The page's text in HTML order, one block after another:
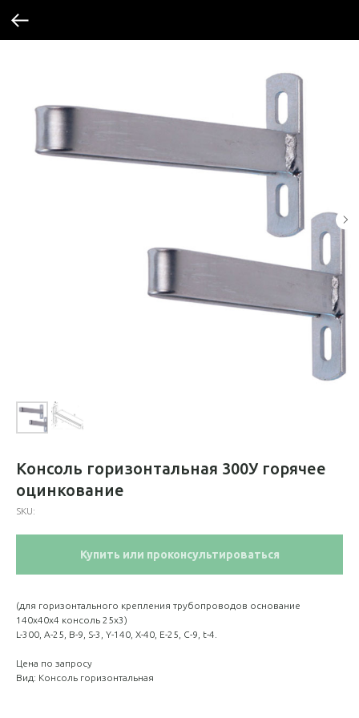
Консоль горизонтальная 300У горячее
оцинкование
SKU:
Купить или проконсультироваться
(для горизонтального крепления трубопроводов основание
140х40х4 консоль 25х3)
L-300, A-25, B-9, S-3, Y-140, X-40, E-25, C-9, t-4.
Цена по запросу
Вид: Консоль горизонтальная